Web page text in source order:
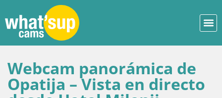
Webcam panorámica de
Opatija – Vista en directo